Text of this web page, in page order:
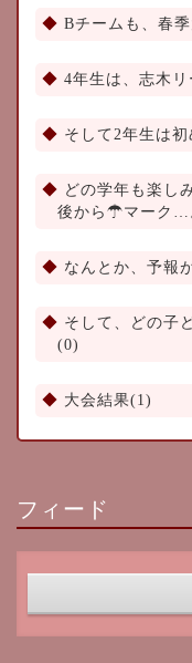
Bチームも、春
4年生は、志木
そして2年生は
どの学年も楽し
後から☂マーク…
なんとか、予報
そして、どの子
(0)
大会結果(1)
フィード